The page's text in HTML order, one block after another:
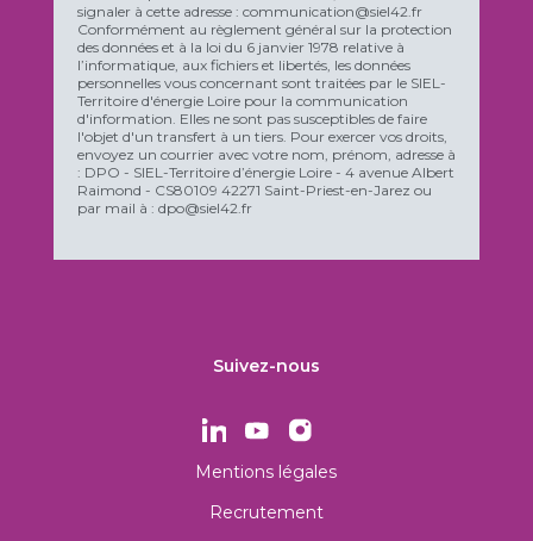
signaler à cette adresse : communication@siel42.fr
Conformément au règlement général sur la protection
des données et à la loi du 6 janvier 1978 relative à
l’informatique, aux fichiers et libertés, les données
personnelles vous concernant sont traitées par le SIEL-
Territoire d'énergie Loire pour la communication
d'information. Elles ne sont pas susceptibles de faire
l'objet d'un transfert à un tiers. Pour exercer vos droits,
envoyez un courrier avec votre nom, prénom, adresse à
: DPO - SIEL-Territoire d’énergie Loire - 4 avenue Albert
Raimond - CS80109 42271 Saint-Priest-en-Jarez ou
par mail à : dpo@siel42.fr
Suivez-nous
Mentions légales
Recrutement